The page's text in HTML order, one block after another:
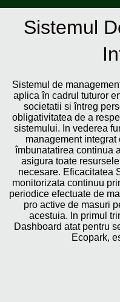
Sistemul
Sistemul de
aplica în cadrul tuturor
societatii si întreg
obligativitatea de a
sistemului. In vederea
management
îmbunatatirea continua
asigura toate
necesare. Eficacitatea
monitorizata continuu
periodice efectuate de
pro active de masuri
acestuia. In primul
Dashboard atat pentru
Ecopark,